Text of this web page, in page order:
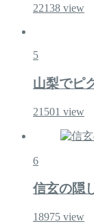
22138 view
5
山梨でピ
21501 view
6
信玄の隠
18975 view